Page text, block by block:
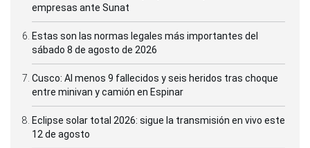
empresas ante Sunat
Estas son las normas legales más importantes del
sábado 8 de agosto de 2026
Cusco: Al menos 9 fallecidos y seis heridos tras choque
entre minivan y camión en Espinar
Eclipse solar total 2026: sigue la transmisión en vivo este
12 de agosto